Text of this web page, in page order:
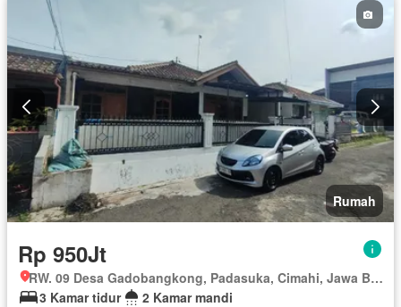
Rumah
Rp 950Jt
RW. 09 Desa Gadobangkong, Padasuka, Cimahi, Jawa Barat
3 Kamar tidur
2 Kamar mandi